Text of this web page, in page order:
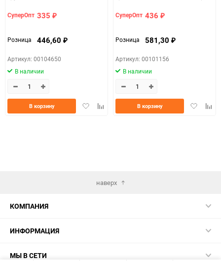
СуперОпт 335 ₽
Розница 446,60 ₽
Артикул: 00104650
В наличии
ДобавитьДобавить
В корзину
СуперОпт 436 ₽
Розница 581,30 ₽
Артикул: 00101156
В наличии
Добавить
В корзину
наверх
КОМПАНИЯ
ИНФОРМАЦИЯ
МЫ В СЕТИ